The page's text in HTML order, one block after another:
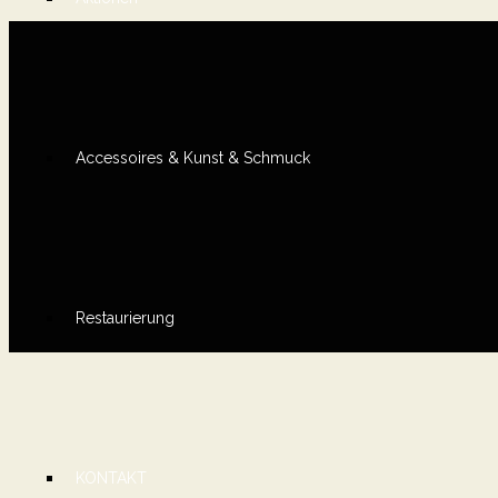
Accessoires & Kunst & Schmuck
Restaurierung
KONTAKT